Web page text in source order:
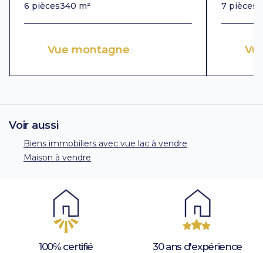
6 pièces340 m²
Vue montagne
7 pièces
Voir aussi
Biens immobiliers avec vue lac à vendre
Maison à vendre
100% certifié
30 ans d'expérience